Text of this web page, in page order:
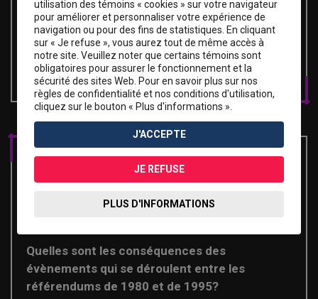
Planification
1980 à nos jours Les choix de société dans le
Québec contemporain
Enquête sur la période
Quelles sont les conséquences des
évènements qui se déroulent entre les
référendums de 1980 et de 1995?
utilisation des témoins « cookies » sur votre navigateur
pour améliorer et personnaliser votre expérience de
navigation ou pour des fins de statistiques. En cliquant
sur « Je refuse », vous aurez tout de même accès à
notre site. Veuillez noter que certains témoins sont
obligatoires pour assurer le fonctionnement et la
sécurité des sites Web. Pour en savoir plus sur nos
règles de confidentialité et nos conditions d'utilisation,
cliquez sur le bouton « Plus d'informations ».
J'ACCEPTE
JE REFUSE
PLUS D'INFORMATIONS